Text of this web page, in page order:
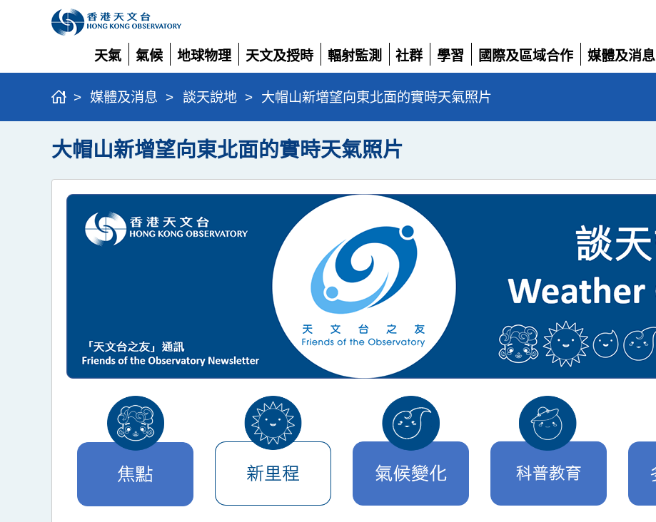
天氣
展
開
氣候
展
開
地球物理
展
開
天文及授時
展
開
輻射監測
展
開
社群
展
開
學習
展
開
國際及區域合作
展
開
媒體及消息
展
> 媒體及消息 > 談天說地 > 大帽山新增望向東北面的實時天氣照片
大帽山新增望向東北面的實時天氣照片